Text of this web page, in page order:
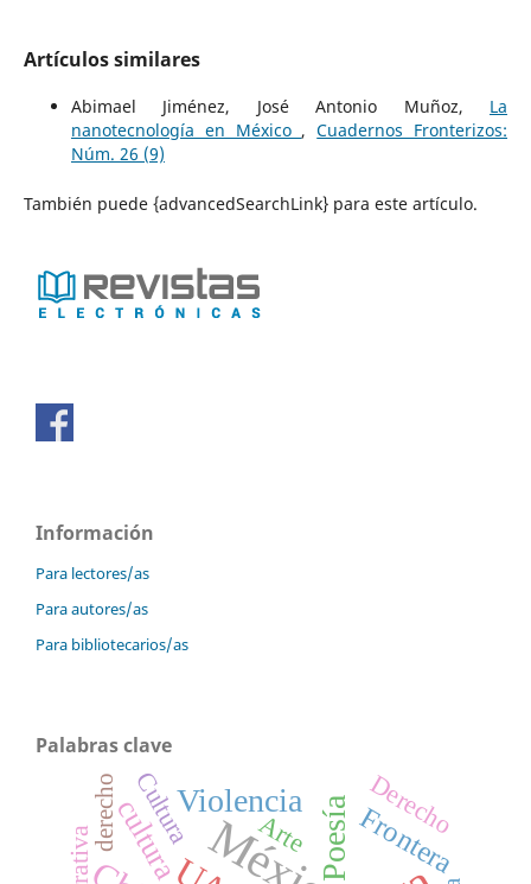
Artículos similares
Abimael Jiménez, José Antonio Muñoz, La
nanotecnología en México ,Cuadernos Fronterizos:
Núm. 26 (9)
También puede {advancedSearchLink} para este artículo.
Información
Para lectores/as
Para autores/as
Para bibliotecarios/as
Palabras clave
Poesía
Violencia
cultura Frontera
Cultura Arte Derecho
derecho